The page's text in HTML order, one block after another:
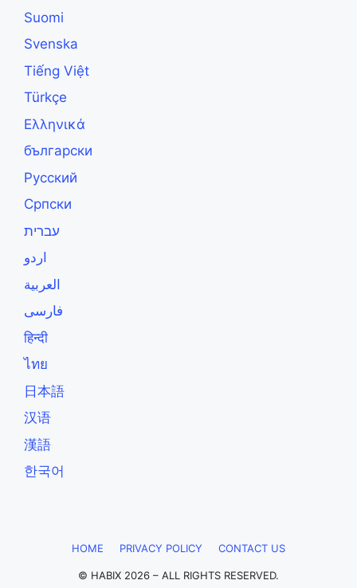
Suomi
Svenska
Tiếng Việt
Türkçe
Ελληνικά
български
Русский
Српски
עברית
اردو
العربية
فارسی
हिन्दी
ไทย
日本語
汉语
漢語
한국어
HOME PRIVACY POLICY CONTACT US
© HABIX 2026 – ALL RIGHTS RESERVED.